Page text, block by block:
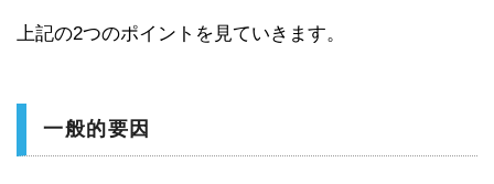
上記の2つのポイントを見ていきます。
一般的要因